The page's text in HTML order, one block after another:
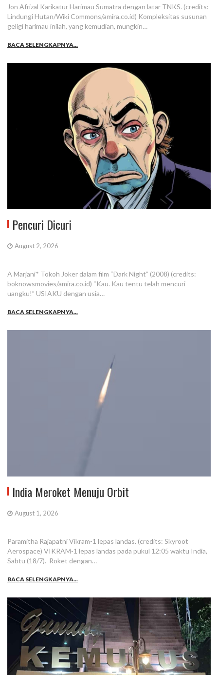
Jon Afrizal Karikatur Harimau Sumatra dengan latar TNKS. (credits:
Lindungi Hutan/Wiki Commons/amira.co.id) Kompleksitas susunan
geligi harimau inilah, yang kemudian, mungkin…
BACA SELENGKAPNYA...
Pencuri Dicuri
August 2, 2026
A Marjani* Tokoh Joker dalam film “Dark Night” (2008) (credits:
boknowsmovies/amira.co.id) “Kau. Kau tentu telah mencuri
uangku!” USIAKU dengan usia…
BACA SELENGKAPNYA...
India Meroket Menuju Orbit
August 1, 2026
Paramitha Rajapatni Vikram-1 lepas landas. (credits: Skyroot
Aerospace) VIKRAM-1 lepas landas pada pukul 12:05 waktu India,
Sabtu (18/7). Roket dengan…
BACA SELENGKAPNYA...